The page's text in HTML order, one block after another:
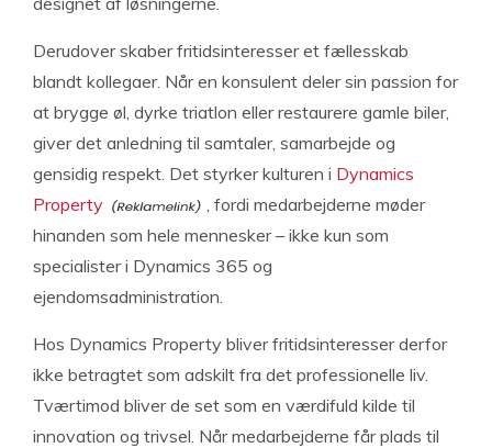
Derudover skaber fritidsinteresser et fællesskab
blandt kollegaer. Når en konsulent deler sin passion for
at brygge øl, dyrke triatlon eller restaurere gamle biler,
giver det anledning til samtaler, samarbejde og
gensidig respekt. Det styrker kulturen i Dynamics
Property
, fordi medarbejderne møder
hinanden som hele mennesker – ikke kun som
specialister i Dynamics 365 og
ejendomsadministration.
Hos Dynamics Property bliver fritidsinteresser derfor
ikke betragtet som adskilt fra det professionelle liv.
Tværtimod bliver de set som en værdifuld kilde til
innovation og trivsel. Når medarbejderne får plads til